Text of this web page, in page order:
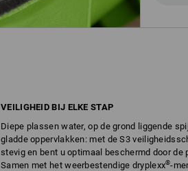
VEILIGHEID BIJ ELKE STAP
Diepe plassen water, op de grond liggende
gladde oppervlakken: met de S3
stevig en bent u optimaal beschermd door
Samen met het weerbestendige dryplexx®-